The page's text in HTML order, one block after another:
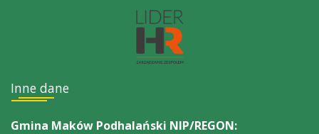
Inne dane
Gmina Maków Podhalański NIP/REGON: